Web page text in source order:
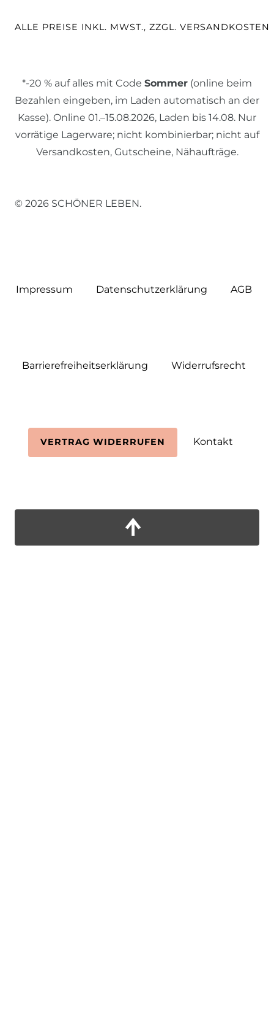
ALLE PREISE INKL. MWST., ZZGL. VERSANDKOSTEN
*-20 % auf alles mit Code Sommer (online beim
Bezahlen eingeben, im Laden automatisch an der
Kasse). Online 01.–15.08.2026, Laden bis 14.08. Nur
vorrätige Lagerware; nicht kombinierbar; nicht auf
Versandkosten, Gutscheine, Nähaufträge.
© 2026 SCHÖNER LEBEN.
Impressum Daten­schutz­erklärung AGB
Barrierefreiheitserklärung Widerrufs­recht
VERTRAG WIDERRUFEN Kontakt